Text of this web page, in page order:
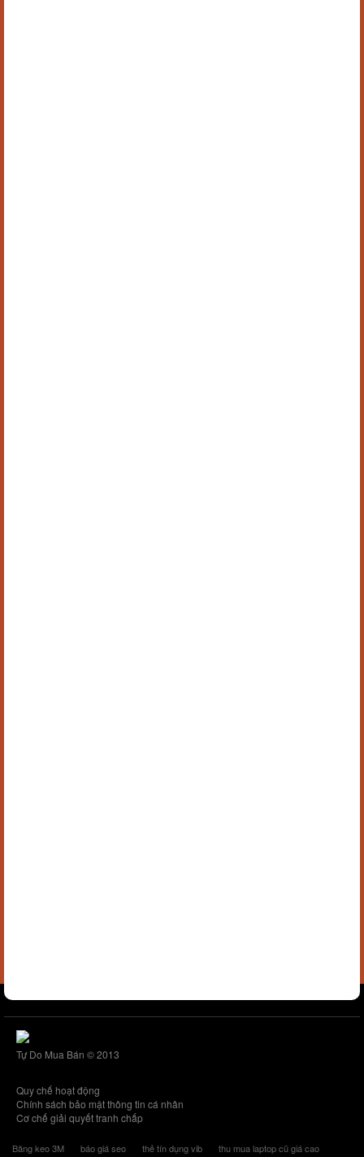
Tự Do Mua Bán © 2013
Quy chế hoạt động
Chính sách bảo mật thông tin cá nhân
Cơ chế giải quyết tranh chấp
Băng keo 3M báo giá seo thẻ tín dụng vib
thu mua laptop cũ giá cao